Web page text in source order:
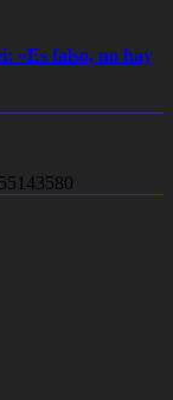
«Es falso, no hay